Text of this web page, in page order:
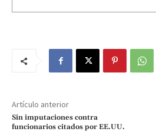
Artículo anterior
Sin imputaciones contra
funcionarios citados por EE.UU.